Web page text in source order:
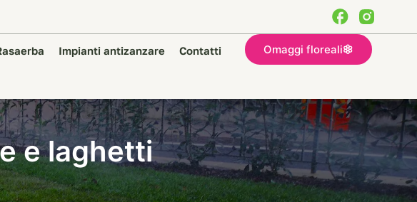
Impianti antizanzare Contatti Omaggi floreali
e laghetti